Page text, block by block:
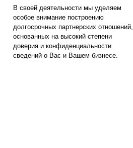
В своей деятельности мы уделяем
особое внимание построению
долгосрочных партнерских отношений,
основанных на высокий степени
доверия и конфиденциальности
сведений о Вас и Вашем бизнесе.